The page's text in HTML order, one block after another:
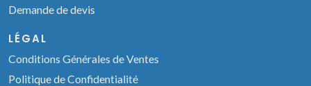
Demande de devis
LÉGAL
Conditions Générales de Ventes
Politique de Confidentialité